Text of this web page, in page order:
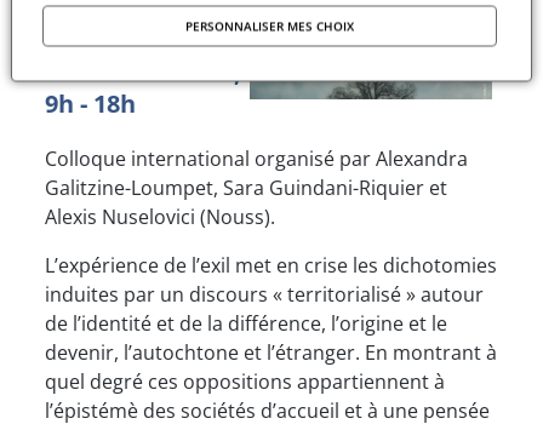
Vendredi 14 et
samedi 15 mars,
9h - 18h
Colloque international organisé par Alexandra
Galitzine-Loumpet, Sara Guindani-Riquier et
Alexis Nuselovici (Nouss).
L’expérience de l’exil met en crise les dichotomies
induites par un discours « territorialisé » autour
de l’identité et de la différence, l’origine et le
devenir, l’autochtone et l’étranger. En montrant à
quel degré ces oppositions appartiennent à
l’épistémè des sociétés d’accueil et à une pensée
PERSONNALISER MES CHOIX